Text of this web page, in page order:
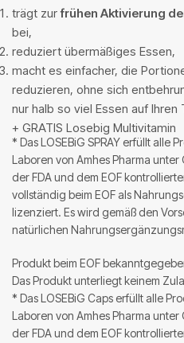
trägt zurfrühen Aktivierung
bei,
reduziert übermäßiges Essen,
macht es einfacher, die
reduzieren, ohne sich
nur halb so viel Essen auf Ihren
+ GRATIS Losebig Multivitamin
* Das LOSEBiG SPRAY erfüllt alle
Laboren von Amhes Pharma
der FDA und dem EOF
vollständig beim EOF als
lizenziert. Es wird gemäß den
natürlichen
Produkt beim EOF
Das Produkt unterliegt keinem
* Das LOSEBiG Caps erfüllt alle
Laboren von Amhes Pharma
der FDA und dem EOF